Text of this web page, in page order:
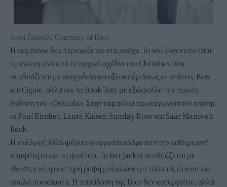
Λουί Γκαρέλ/ Courtesy of Dior
Η καμπάνια δεν περιορίζεται στα ρούχα. Το νέο λογότυπο Dior,
εμπνευσμένο από το αρχικό σχέδιο του Christian Dior,
συνδυάζεται με παιχνιδιάρικα αξεσουάρ όπως οι τσάντες Bow
και Cigale, αλλά και το Book Tote με εξώφυλλο την πρώτη
έκδοση του «Dracula». Στην καμπάνια πρωταγωνιστούν επίσης
οι Paul Kircher, Laura Kaiser, Sunday Rose και Saar Mansvelt
Beck.
Η συλλογή SS26 φέρνει ισορροπία ανάμεσα στην καθημερινή
κομψότητα και τη φινέτσα. Το Bar jacket συνδυάζεται με
shorts, ενώ η αυστηρή ραφή μαλακώνει με πλεκτά, denim και
απαλά πουκάμισα. Η παράδοση της Dior δεν καταργείται, αλλά